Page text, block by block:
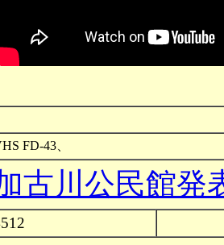
FD-43、
古川公民館発